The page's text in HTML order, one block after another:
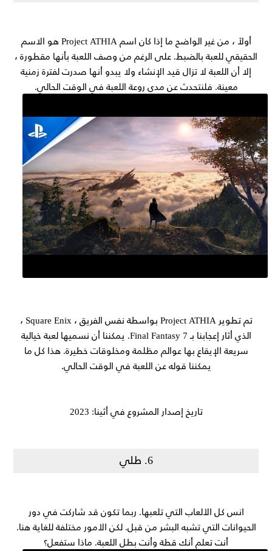
أولاً ، من غير الواضح ما إذا كان اسم Project ATHIA هو الاسم
الحقيقي للعبة بالضبط. على الرغم من وصف اللعبة بأنها مقطورة ،
إلا أن اللعبة لا تزال قيد الإنشاء ولا يبدو أنها صدرت لفترة زمنية
معينة. فلنتحدث عن مدى روعة اللعبة في الوقت الحالي.
تم تطوير Project ATHIA بواسطة نفس الفريق ، Square Enix ،
الذي أثار إعجابنا بـ Final Fantasy 7. يمكننا أن نسميها لعبة خيالية
سريعة الإيقاع بها عوالم مظلمة ومخلوقات خطيرة. هذا كل ما
يمكننا قوله عن اللعبة في الوقت الحالي.
تاريخ إصدار المشروع في أثينا: 2023
6. طلي
انس كل الألعاب التي تلعبها. ربما تكون قد شاركت في دور
الحيوانات التي تشبه البشر من قبل. لكن الأمور مختلفة للغاية هنا.
أنت تعلم أنك قطة وأنت بطل اللعبة. ماذا ستفعل؟